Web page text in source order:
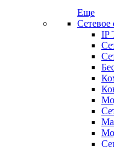
Еще
Сетевое
IP